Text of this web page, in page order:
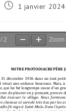
Publication
1 janvier 2024
/2 Zoom